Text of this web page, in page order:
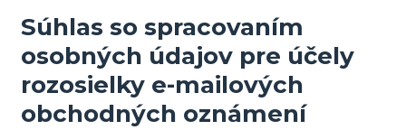
Súhlas so spracovaním
osobných údajov pre účely
rozosielky e-mailových
obchodných oznámení